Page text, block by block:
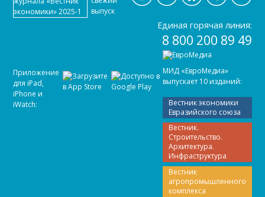
МИД «ЕвроМедиа»
выпускает 10 изданий:
Вестник экономики
Евразийского союза
Вестник.
Строительство.
Архитектура.
Инфраструктура
Вестник
агропромышленного
комплекса
выпуск
Приложение
для iPad,
iPhone и
iWatch:
Единая горячая линия:
8 800 200 89 49